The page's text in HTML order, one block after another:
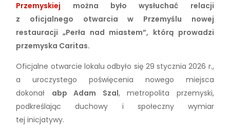
Przemyskiej można było wysłuchać relacji
z oficjalnego otwarcia w Przemyślu nowej
restauracji „Perła nad miastem”, którą prowadzi
przemyska Caritas.
Oficjalne otwarcie lokalu odbyło się 29 stycznia 2026 r.,
a uroczystego poświęcenia nowego miejsca
dokonał abp Adam Szal, metropolita przemyski,
podkreślając duchowy i społeczny wymiar
tej inicjatywy.